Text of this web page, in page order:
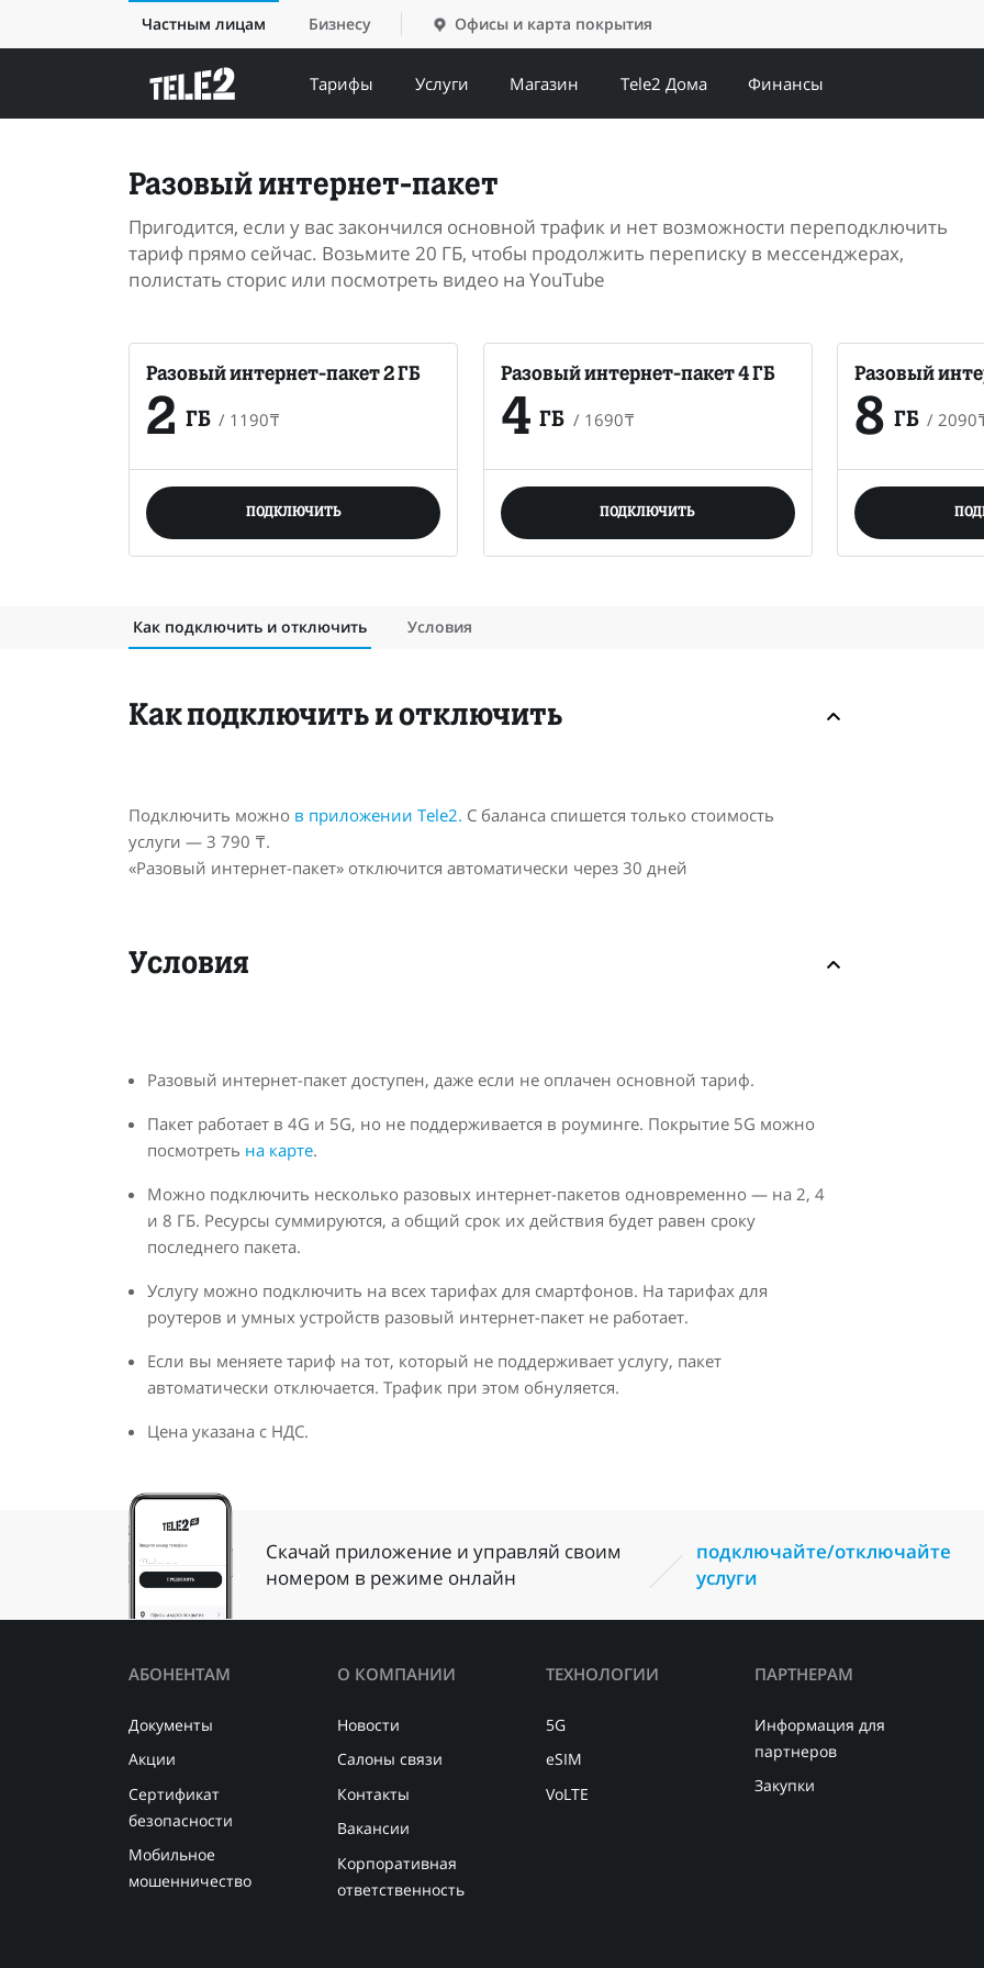
Частным лицам Бизнесу Офисы и карта покрытия
Тарифы Услуги Магазин Tele2 Дома Финансы
Разовый интернет-пакет
Пригодится, если у вас закончился основной трафик и нет возможности переподключить
тариф прямо сейчас. Возьмите 20 ГБ, чтобы продолжить переписку в мессенджерах,
полистать сторис или посмотреть видео на YouTube
Разовый интернет-пакет 2 ГБ
2 ГБ / 1190₸
ПОДКЛЮЧИТЬ
Разовый интернет-пакет 4 ГБ
4 ГБ / 1690₸
ПОДКЛЮЧИТЬ
Разовый
8 ГБ / 2090
Как подключить и отключить Условия
Как подключить и отключить
Подключить можно в приложении Tele2. С баланса спишется только стоимость
услуги — 3 790 ₸.
«Разовый интернет-пакет» отключится автоматически через 30 дней
Условия
Разовый интернет-пакет доступен, даже если не оплачен основной тариф.
Пакет работает в 4G и 5G, но не поддерживается в роуминге. Покрытие 5G можно
посмотреть на карте.
Можно подключить несколько разовых интернет-пакетов одновременно — на 2, 4
и 8 ГБ. Ресурсы суммируются, а общий срок их действия будет равен сроку
последнего пакета.
Услугу можно подключить на всех тарифах для смартфонов. На тарифах для
роутеров и умных устройств разовый интернет-пакет не работает.
Если вы меняете тариф на тот, который не поддерживает услугу, пакет
автоматически отключается. Трафик при этом обнуляется.
Цена указана с НДС.
Скачай приложение и управляй своим
номером в режиме онлайн
подключайте/отключайте
услуги
АБОНЕНТАМ
Документы
Акции
Сертификат
безопасности
Мобильное
мошенничество
О КОМПАНИИ
Новости
Салоны связи
Контакты
Вакансии
Корпоративная
ответственность
ТЕХНОЛОГИИ
5G
eSIM
VoLTE
ПАРТНЕРАМ
Информация для
партнеров
Закупки